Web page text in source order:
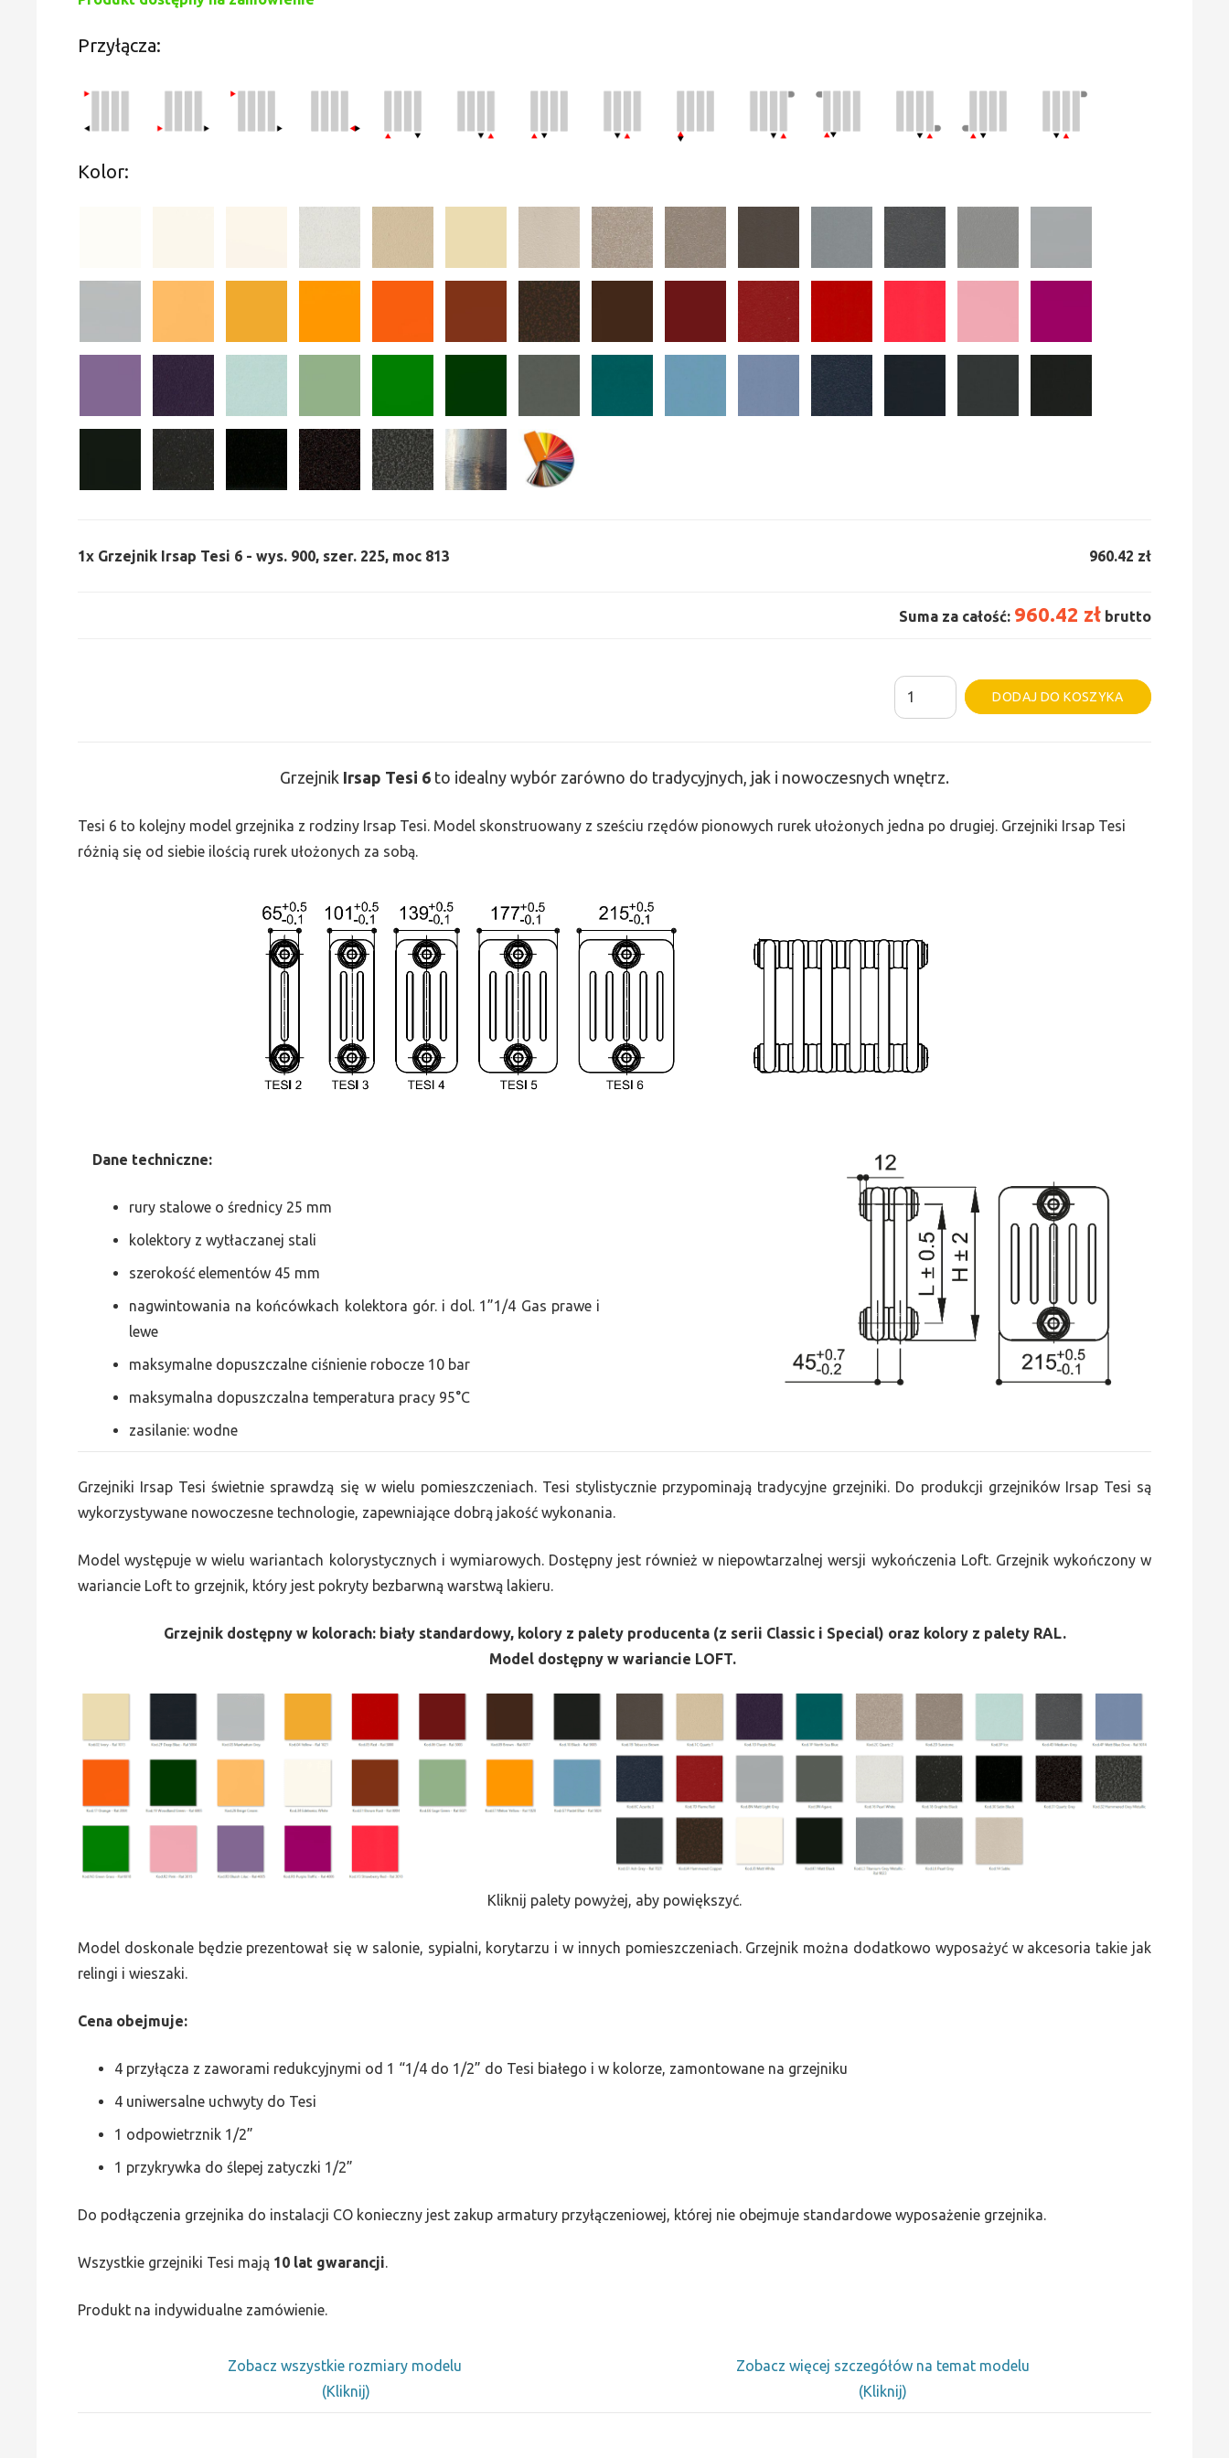
Przyłącza:
Kolor:
1x Grzejnik Irsap Tesi 6 - wys. 900, szer. 225, moc 813 960.42 zł
Suma za całość: 960.42 zł brutto
ilość
Grzejnik
moc
813
DODAJ DO KOSZYKA
Alternative:
Grzejnik Irsap Tesi 6 to idealny wybór zarówno do tradycyjnych, jak i nowoczesnych wnętrz.
Tesi 6 to kolejny model grzejnika z rodziny Irsap Tesi. Model skonstruowany z sześciu rzędów pionowych rurek ułożonych jedna po drugiej. Grzejniki Irsap Tesi
różnią się od siebie ilością rurek ułożonych za sobą.
Dane techniczne:
rury stalowe o średnicy 25 mm
kolektory z wytłaczanej stali
szerokość elementów 45 mm
nagwintowania na końcówkach kolektora gór. i dol. 1”1/4 Gas prawe i
lewe
maksymalne dopuszczalne ciśnienie robocze 10 bar
maksymalna dopuszczalna temperatura pracy 95°C
zasilanie: wodne
Grzejniki Irsap Tesi świetnie sprawdzą się w wielu pomieszczeniach. Tesi stylistycznie przypominają tradycyjne grzejniki. Do produkcji grzejników Irsap Tesi są
wykorzystywane nowoczesne technologie, zapewniające dobrą jakość wykonania.
Model występuje w wielu wariantach kolorystycznych i wymiarowych. Dostępny jest również w niepowtarzalnej wersji wykończenia Loft. Grzejnik wykończony w
wariancie Loft to grzejnik, który jest pokryty bezbarwną warstwą lakieru.
Grzejnik dostępny w kolorach: biały standardowy, kolory z palety producenta (z serii Classic i Special) oraz kolory z palety RAL.
Model dostępny w wariancie LOFT.
Kliknij palety powyżej, aby powiększyć.
Model doskonale będzie prezentował się w salonie, sypialni, korytarzu i w innych pomieszczeniach. Grzejnik można dodatkowo wyposażyć w akcesoria takie jak
relingi i wieszaki.
Cena obejmuje:
4 przyłącza z zaworami redukcyjnymi od 1 “1/4 do 1/2” do Tesi białego i w kolorze, zamontowane na grzejniku
4 uniwersalne uchwyty do Tesi
1 odpowietrznik 1/2”
1 przykrywka do ślepej zatyczki 1/2”
Do podłączenia grzejnika do instalacji CO konieczny jest zakup armatury przyłączeniowej, której nie obejmuje standardowe wyposażenie grzejnika.
Wszystkie grzejniki Tesi mają 10 lat gwarancji.
Produkt na indywidualne zamówienie.
Zobacz wszystkie rozmiary modelu
(Kliknij)
Zobacz więcej szczegółów na temat modelu
(Kliknij)